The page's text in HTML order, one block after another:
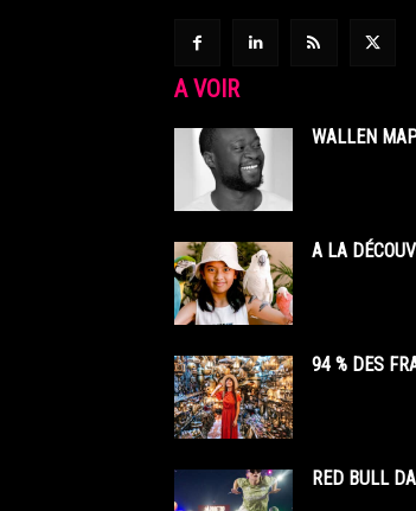
A VOIR
WALLEN
A LA
94 % DES
RED BULL